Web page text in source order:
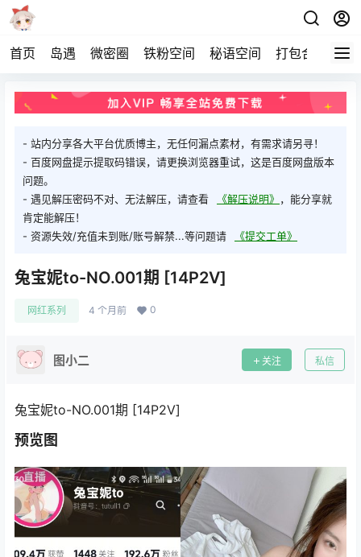
首页 岛遇 微密圈 铁粉空间 秘语空间 打包合集 关
- 站内分享各大平台优质博主，无任何漏点素材，有需求请另寻！
- 百度网盘提示提取码错误，请更换浏览器重试，这是百度网盘版本
问题。
- 遇见解压密码不对、无法解压，请查看
《解压说明》 ，能分享就
肯定能解压！
- 资源失效/充值未到账/账号解禁...等问题请
《提交工单》
兔宝妮to-NO.001期 [14P2V]
网红系列 4 个月前 0
图小二 关注 私信
兔宝妮to-NO.001期 [14P2V]
预览图